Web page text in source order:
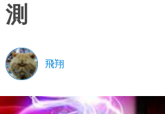
測
飛翔